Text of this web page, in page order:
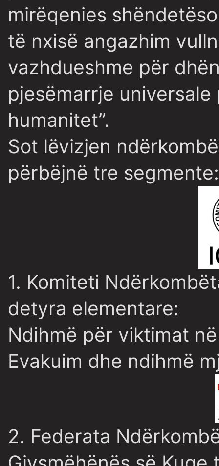
mirëqenies
të nxisë angazhim
vazhdueshme për
pjesëmarrje
humanitet”.
Sot lëvizjen
përbëjnë tre segmente:
1. Komiteti
detyra elementare:
Ndihmë për viktimat
Evakuim dhe ndihmë
2. Federata